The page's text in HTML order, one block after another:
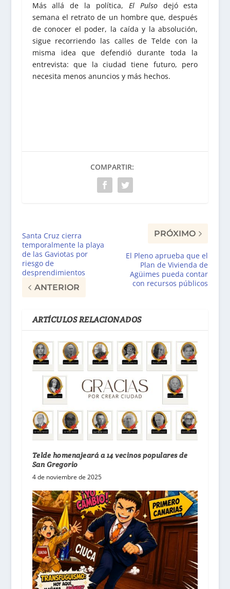
Más allá de la política, El Pulsodejó esta
semana el retrato de un hombre que, después
de conocer el poder, la caída y la absolución,
sigue recorriendo las calles de Telde con la
misma idea que defendió durante toda la
entrevista: que la ciudad tiene futuro, pero
necesita menos anuncios y más hechos.
COMPARTIR:
Santa Cruz cierra
temporalmente la playa
de las Gaviotas por
riesgo de
desprendimientos
ANTERIOR
PRÓXIMO
El Pleno aprueba que el
Plan de Vivienda de
Agüimes pueda contar
con recursos públicos
ARTÍCULOS RELACIONADOS
Telde homenajeará a 14 vecinos populares de
San Gregorio
4 de noviembre de 2025